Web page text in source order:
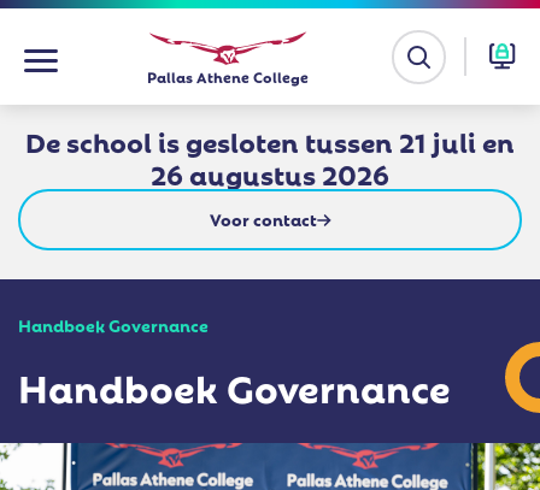
Ga
inhoud
Pallas Athene College
De school is gesloten tussen 21 juli en
26 augustus 2026
Voor contact
Handboek Governance
Handboek Governance